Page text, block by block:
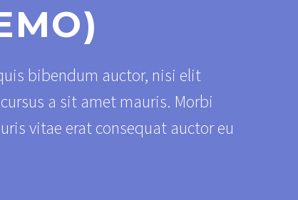
bibendum auctor, nisi elit
a sit amet mauris. Morbi
vitae erat consequat auctor eu